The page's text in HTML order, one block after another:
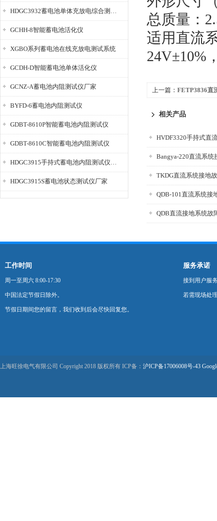
HDGC3932蓄电池单体充放电综合测试仪
GCHH-8智能蓄电池活化仪
XGBO系列蓄电池在线充放电测试系统
GCDH-D智能蓄电池单体活化仪
GCNZ-A蓄电池内阻测试仪厂家
BYFD-6蓄电池内阻测试仪
GDBT-8610P智能蓄电池内阻测试仪
GDBT-8610C智能蓄电池内阻测试仪
HDGC3915手持式蓄电池内阻测试仪厂家
HDGC3915S蓄电池状态测试仪厂家
总质量：
适用直流
24V±10%
上一篇： FETP3836直
相关产品
Bangya-220直流系统
TKDG直流系统接地
QDB-101直流系统接
QDB直流接地系统故
工作时间
周一至周六 8:00-17:30
中国法定节假日除外。
节假日期间您的留言，我们收到后会尽快回复您。
服务承诺
接到用户服
若需现场处
上海旺徐电气有限公司 Copyright 2018 版权所有 ICP备： 沪ICP备17006008号-43